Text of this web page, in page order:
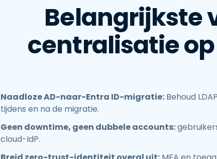
Belangrijkste
centralisatie
Naadloze AD-naar-Entra ID-migratie: Behoud
tijdens en na de migratie.
Geen downtime, geen dubbele accounts:
cloud-IdP.